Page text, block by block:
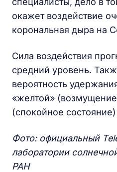
окажет воздействие
корональная дыра на
Сила воздействия
средний уровень.
вероятность
«желтой»
(спокойное
Фото: официальный
лаборатории
РАН